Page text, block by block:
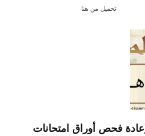
تحميل من هنا
فحص أوراق امتحانات